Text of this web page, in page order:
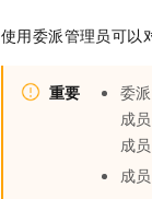
使用委派管理员可以
重要
委
成
成
成